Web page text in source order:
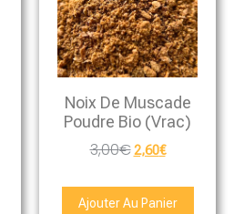
Noix De Muscade
Poudre Bio (vrac)
3,00€ 2,60€
Ajouter Au Panier